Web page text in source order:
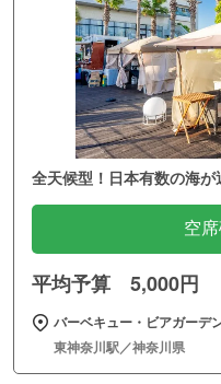
全天候型！日本有数の海
空
平均予算 5,000円
バーベキュー・ビアガーデ
東神奈川駅／神奈川県